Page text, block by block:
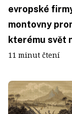
evropské
montovny
kterému svět
11 minut čtení